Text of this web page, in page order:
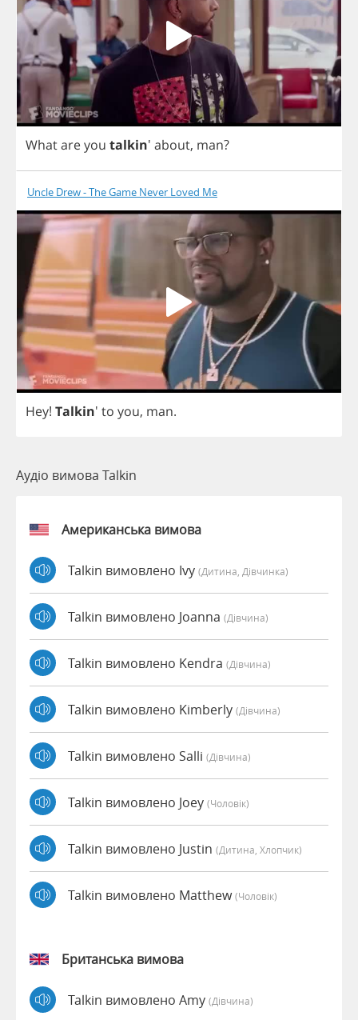
Whatareyou talkin' about, man?
Uncle Drew - The Game Never Loved Me
Hey! Talkin' to you, man.
Аудіо вимова Talkin
Американська вимова
Talkin вимовлено Ivy (дитина, Дівчинка)
Talkin вимовлено Joanna (дівчина)
Talkin вимовлено Kendra (дівчина)
Talkin вимовлено Kimberly (дівчина)
Talkin вимовлено Salli (дівчина)
Talkin вимовлено Joey (чоловік)
Talkin вимовлено Justin (дитина, Хлопчик)
Talkin вимовлено Matthew(чоловік)
Британська вимова
Talkin вимовлено Amy (дівчина)